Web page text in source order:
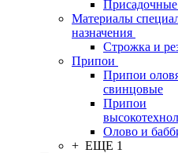
Материалы
назначения
Строжка и
Припои
Припои
свинцовые
Припои
Олово и
+ ЕЩЕ 1